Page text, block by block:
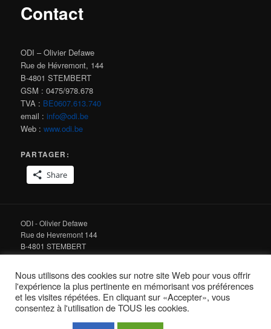
Contact
ODI – Olivier Defawe
Rue de Hévremont, 144
B-4801 STEMBERT
GSM : 0475/978.678
TVA : BE0607.613.740
email :info@odi.be
Web :www.odi.be
PARTAGER:
Share
ODI - Olivier Defawe
Rue de Hevremont 144
B-4801 STEMBERT
Tel : +32 475 978 678
email :info@odi.be
Web : www.odi.be
Nous utilisons des cookies sur notre site Web pour vous offrir
l'expérience la plus pertinente en mémorisant vos préférences
et les visites répétées. En cliquant sur «Accepter», vous
consentez à l'utilisation de TOUS les cookies.